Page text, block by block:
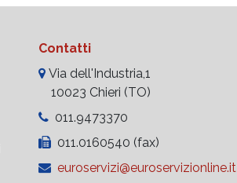
Contatti
Via dell'Industria,1
10023 Chieri (TO)
011.9473370
011.0160540 (fax)
euroservizi@euroservizionline.it